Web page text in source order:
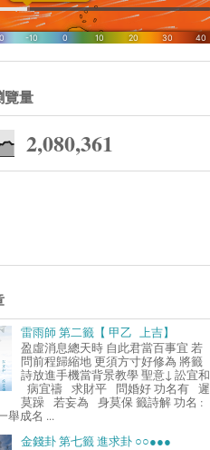
覽量
2,080,361
雷雨師 第二籤【 甲乙 上吉】
盈虛消息總天時 自此君當百事宜 若
問前程歸縮地 更須方寸好修為 將籤
詩放進手機當背景教學 聖意↓ 訟宜和
病宜禱 求財平 問婚好 功名有 遲
莫躁 若妄為 身莫保 籤詩解 功名 :
舉成名 ...
金錢卦 第七籤 進求卦 ○○●●●